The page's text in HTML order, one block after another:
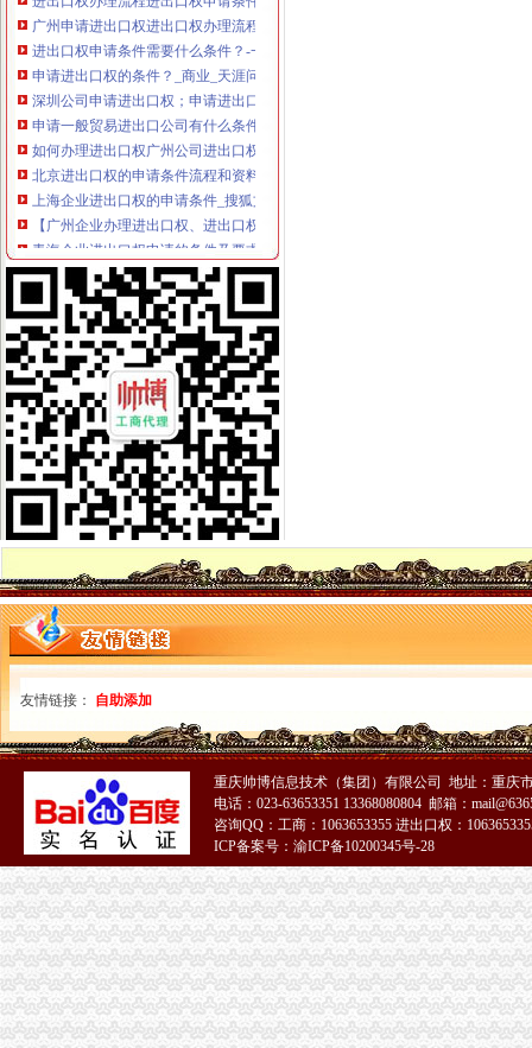
广州申请进出口权进出口权办理流程进出口权申请条件-广州58同城
进出口权申请条件需要什么条件？-一般商务服务-久久信息网
申请进出口权的条件？_商业_天涯问答_天涯社区
深圳公司申请进出口权；申请进出口权的条件-产品网
申请一般贸易进出口公司有什么条件？-外经贸
如何办理进出口权广州公司进出口权申请条件图片,如何办理进出口权
北京进出口权的申请条件流程和资料-直辖市北京专利服务信息
上海企业进出口权的申请条件_搜狐文化_搜狐网
【广州企业办理进出口权、进出口权申请条件】厂家,价格,图片_广
青海企业进出口权申请的条件及要求-会计/审计-久久信息网
企业申请进出口权及出口退税申请的条件-福建厦门会计审计信息
郑州进出口退税申请条件_搜狐其它_搜狐网
天津东丽如何申请进出口权,进出口权申请条件-咨询培训-水母网
办理北京进出口权进出口许可证的申请条件是什么需要哪些资料-北京
南昌内资公司如何申请进出口权,申请进出口权资质的条件-登尼服
公布《2016年原油非国营贸易进口允许量总量、申请条件和申请程序
南昌企业申请进出口权,如何办理进出口权申请,进出口权申请条件
南京外贸公司进出口经营权申请条件及流程-深圳酷易搜
2012年非国营贸易申请原油进口条件及流程（转载）_进出口贸易_天
鑫南财务--进出口经营权申办条件办理流程需要哪此材料_【公司注册
深圳进出口权申请条件、材料、流程、时间及费用-深圳58同城
申请注册进出口公司需要具备什么条件？—多有米
注册深圳公司深圳进出口权申请条件、材料、流程、时间-深圳58同城
【外贸出口企业资质认定进出口权申请条件】-郑州二七易登网
青海西宁进出口公司申请条件---爱喇叭网
申请进出口权条件_中华文本库
南昌进出口权申请的优势及条件
广州进出口权申请条件,申请进出口权,申请进出口权的流程-
广州进出口权申请条件,申请进出口权,申请进出口权的流程-
【信进出口企业申请进出口权需具备的条件】-信易登网
申请进出口权的条件-阿里巴巴
香港注册公司之进出口申报条件及材料介绍-浙商动态-浙商频道-浙江都
【地宝网】进出口权申请南昌申请进出口权申报条件_咨询代办顾问
进出口申请条件
办理进出口权进出口许可申请条件是什么需要哪些资料_2017新资质
【广州申请进出口权进出口权办理流程进出口权申请条件】-广州东山
深圳进出口权申请具备条件说明-中介代理
广州进出口贸易公司申请条件、进出口权办理-广州58同城
鑫南财务--进出口经营权申请的必要和申请条件_【公司注册服务】
2016年无锡代办进出口经营权办理流程和申请条件-中介代理
申请进出口权的要求与条件?
申请进出口权的要求与条件?
友情链接： 自助添加
重庆帅博信息技术（集团）有限公司 地址：重庆
电话：023-63653351 13368080804 邮箱：
咨询QQ：工商：1063653355 进出口权：
ICP备案号：渝ICP备10200345号-28